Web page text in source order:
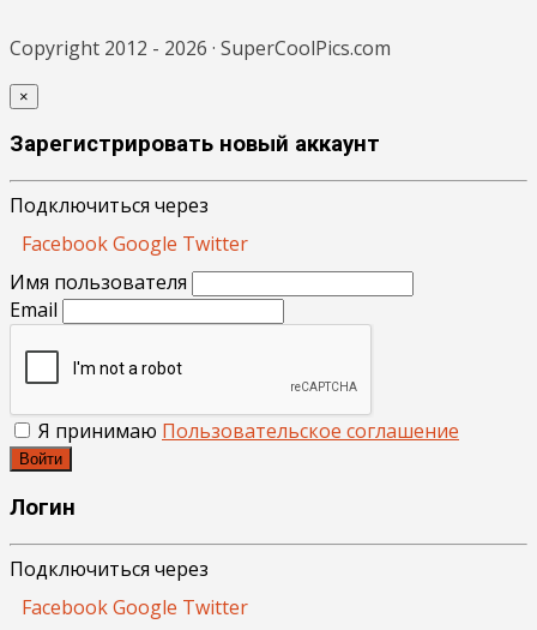
Copyright 2012 - 2026 · SuperCoolPics.com
×
Зарегистрировать новый аккаунт
Подключиться через
FacebookGoogle Twitter
Имя пользователя
Email
Я принимаю Пользовательское соглашение
Войти
Логин
Подключиться через
FacebookGoogle Twitter